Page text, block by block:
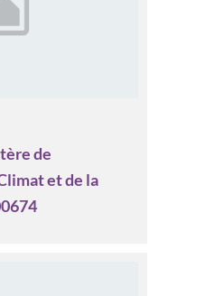
de
et de la